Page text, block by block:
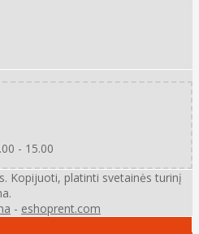
- 15.00
Kopijuoti, platinti svetainės turinį
- eshoprent.com